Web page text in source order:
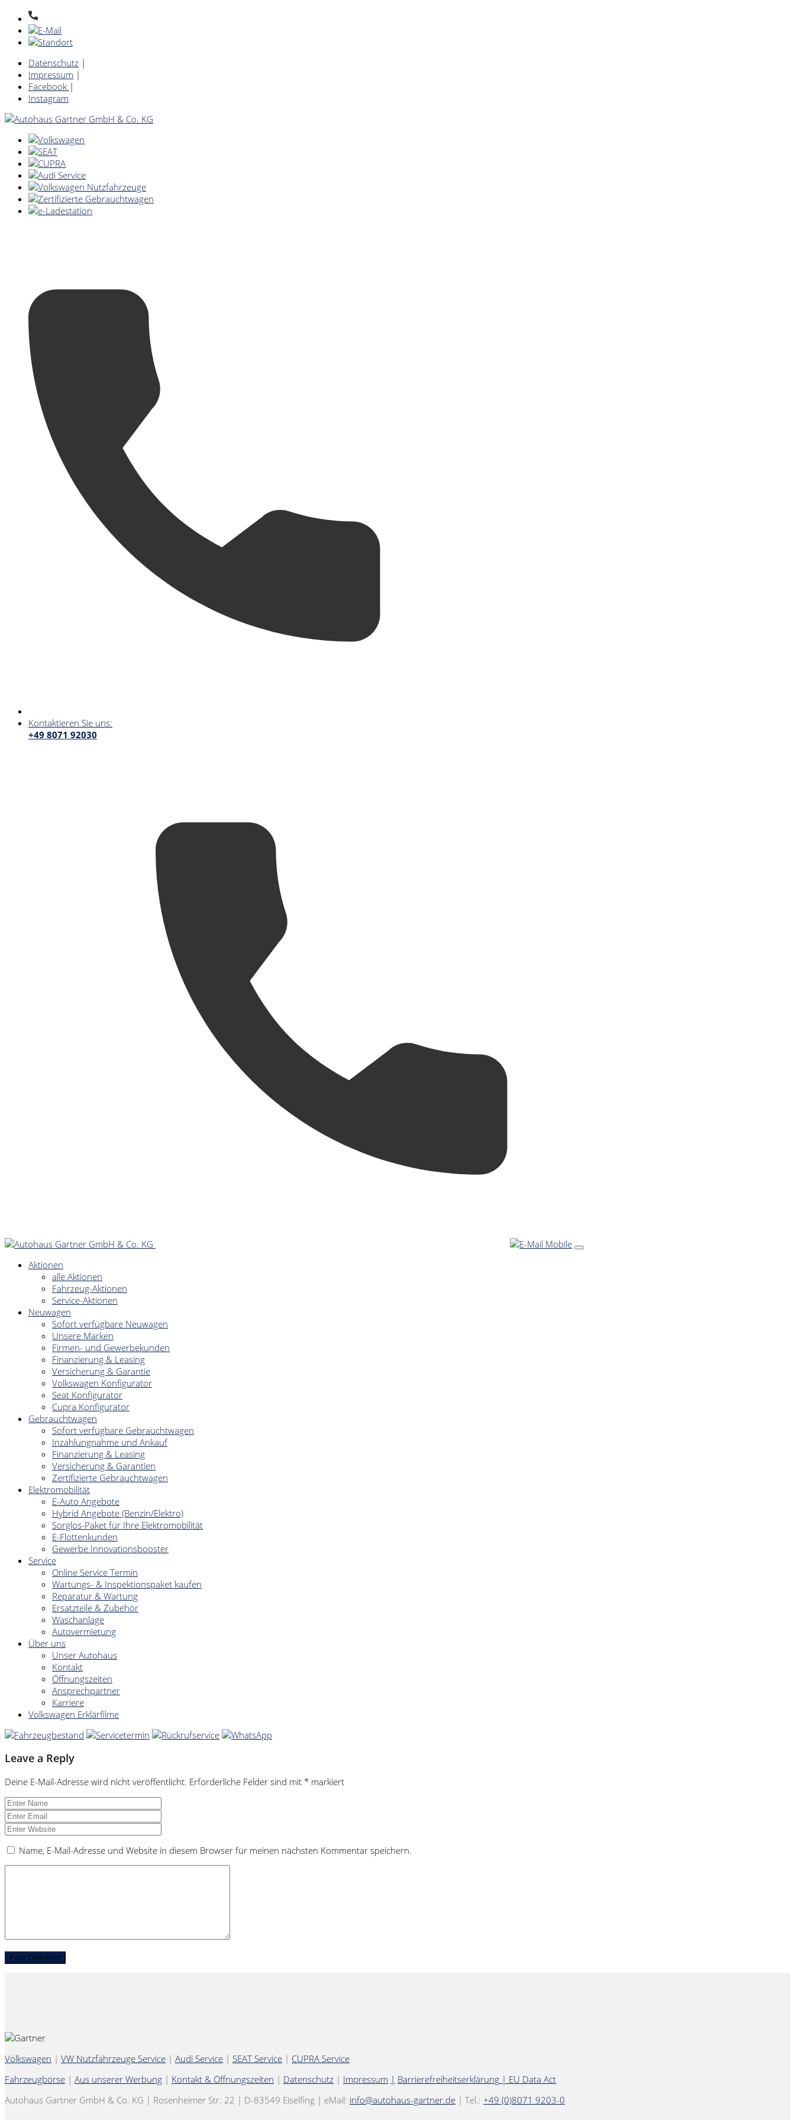
Datenschutz |
Impressum |
Facebook |
Instagram
Kontaktieren Sie uns:
+49 8071 92030
Aktionen
alle Aktionen
Fahrzeug-Aktionen
Service-Aktionen
Neuwagen
Sofort verfügbare Neuwagen
Unsere Marken
Firmen- und Gewerbekunden
Finanzierung & Leasing
Versicherung & Garantie
Volkswagen Konfigurator
Seat Konfigurator
Cupra Konfigurator
Gebrauchtwagen
Sofort verfügbare Gebrauchtwagen
Inzahlungnahme und Ankauf
Finanzierung & Leasing
Versicherung & Garantien
Zertifizierte Gebrauchtwagen
Elektromobilität
E-Auto Angebote
Hybrid Angebote (Benzin/Elektro)
Sorglos-Paket für Ihre Elektromobilität
E-Flottenkunden
Gewerbe Innovationsbooster
Service
Online Service Termin
Wartungs- & Inspektionspaket kaufen
Reparatur & Wartung
Ersatzteile & Zubehör
Waschanlage
Autovermietung
Über uns
Unser Autohaus
Kontakt
Öffnungszeiten
Ansprechpartner
Karriere
Volkswagen Erklärfilme
Leave a Reply
Deine E-Mail-Adresse wird nicht veröffentlicht. Erforderliche Felder sind mit * markiert
Name, E-Mail-Adresse und Website in diesem Browser für meinen nächsten Kommentar speichern.
Volkswagen | VW Nutzfahrzeuge Service | Audi Service | SEAT Service | CUPRA Service
Fahrzeugbörse | Aus unserer Werbung | Kontakt & Öffnungszeiten | Datenschutz | Impressum | Barrierefreiheitserklärung | EU Data Act
Autohaus Gartner GmbH & Co. KG | Rosenheimer Str. 22 | D-83549 Eiselfing | eMail: info@autohaus-gartner.de | Tel.: +49 (0)8071 9203-0